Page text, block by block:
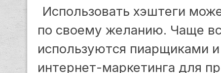
Использовать хэштеги
по своему желанию. Чаще
используются пиарщиками
интернет-маркетинга для